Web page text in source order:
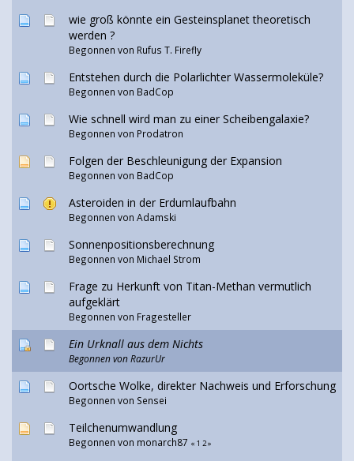
wie groß könnte ein Gesteinsplanet theoretisch
werden ?
Begonnen von Rufus T. Firefly
Entstehen durch die Polarlichter Wassermoleküle?
Begonnen von BadCop
Wie schnell wird man zu einer Scheibengalaxie?
Begonnen von Prodatron
Folgen der Beschleunigung der Expansion
Begonnen von BadCop
Asteroiden in der Erdumlaufbahn
Begonnen von Adamski
Sonnenpositionsberechnung
Begonnen von Michael Strom
Frage zu Herkunft von Titan-Methan vermutlich
aufgeklärt
Begonnen von Fragesteller
Ein Urknall aus dem Nichts
Begonnen von RazurUr
Oortsche Wolke, direkter Nachweis und Erforschung
Begonnen von Sensei
Teilchenumwandlung
Begonnen von monarch87 « 1 2»